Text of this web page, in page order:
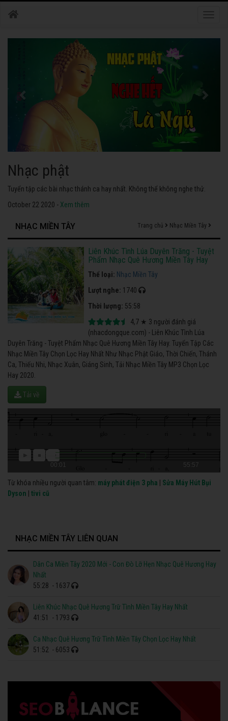
Nhạc phật
Tuyển tập các bài nhạc thánh ca hay nhất. Không thể không nghe thử.
October 22 2020 - Xem thêm
NHẠC MIỀN TÂY Trang chủ Nhạc Miền Tây
Liên Khúc Tình Lúa Duyên Trăng - Tuyệt
Phẩm Nhạc Quê Hương Miền Tây Hay
Thể loại: Nhạc Miền Tây
Lượt nghe: 1740
Thời lượng: 55:58
4,7 ★ 3 người đánh giá
(nhacdongque.com) - Liên Khúc Tình Lúa
Duyên Trăng - Tuyệt Phẩm Nhạc Quê Hương Miền Tây Hay. Tuyển Tập Các
Nhạc Miền Tây Chọn Lọc Hay Nhất Như Nhạc Phật Giáo, Thời Chiến, Thánh
Ca, Thiếu Nhi, Nhạc Xuân, Giáng Sinh, Tải Nhạc Miền Tây MP3 Chọn Lọc
Hay 2020.
Tải về
00:01 55:57
Từ khóa nhiều người quan tâm: máy phát điện 3 pha
Sửa Máy Hút Bụi
Dyson
tivi cũ
NHẠC MIỀN TÂY LIÊN QUAN
Dân Ca Miền Tây 2020 Mới - Con Đò Lỡ Hẹn Nhạc Quê Hương Hay
Nhất
55:28 - 1637
Liên Khúc Nhạc Quê Hương Trữ Tình Miền Tây Hay Nhất
41:51
- 1793
Ca Nhạc Quê Hương Trữ Tình Miền Tây Chọn Lọc Hay Nhất
51:52 - 6053